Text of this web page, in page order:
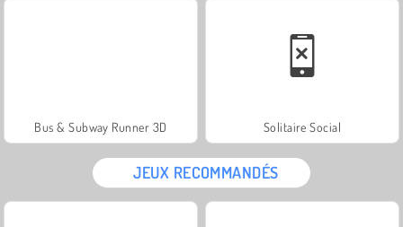
Bus & Subway Runner 3D Solitaire Social
JEUX RECOMMANDÉS